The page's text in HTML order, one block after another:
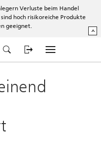
Verluste beim Handel
hoch risikoreiche Produkte
geeignet.
^